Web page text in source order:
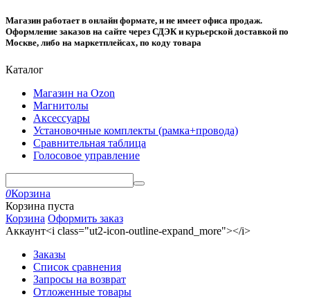
Магазин работает в онлайн формате, и не имеет офиса продаж.
Оформление заказов на сайте через СДЭК и курьерской доставкой по
Москве, либо на маркетплейсах, по коду товара
Каталог
Магазин на Ozon
Магнитолы
Аксессуары
Установочные комплекты (рамка+провода)
Сравнительная таблица
Голосовое управление
0Корзина
Корзина пуста
Корзина Оформить заказ
Аккаунт<i class="ut2-icon-outline-expand_more"></i>
Заказы
Список сравнения
Запросы на возврат
Отложенные товары